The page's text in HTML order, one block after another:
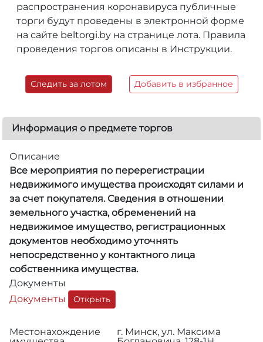
распространения коронавируса публичные
торги будут проведены в электронной форме
на сайте beltorgi.by на странице лота. Правила
проведения торгов описаны в Инструкции.
Следить за лотом Добавить в избранное
Информация о предмете торгов
Описание
Все мероприятия по перерегистрации
недвижимого имущества происходят силами и
за счет покупателя. Сведения в отношении
земельного участка, обременений на
недвижимое имущество, регистрационных
документов необходимо уточнять
непосредственно у контактного лица
собственника имущества.
Документы
Документы
Открыть
Местонахождение
г. Минск, ул. Максима